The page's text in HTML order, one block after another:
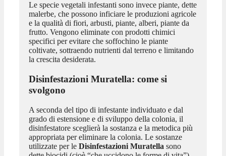
Le specie vegetali infestanti sono invece piante, dette
malerbe, che possono inficiare le produzioni agricole
e la qualità di fiori, arbusti, piante, alberi, piante da
frutto. Vengono eliminate con prodotti chimici
specifici per evitare che soffochino le piante
coltivate, sottraendo nutrienti dal terreno e limitando
la crescita desiderata.
Disinfestazioni Muratella: come si
svolgono
A seconda del tipo di infestante individuato e dal
grado di estensione e di sviluppo della colonia, il
disinfestatore sceglierà la sostanza e la metodica più
appropriata per eliminare la colonia. Le sostanze
utilizzate per le Disinfestazioni Muratella sono